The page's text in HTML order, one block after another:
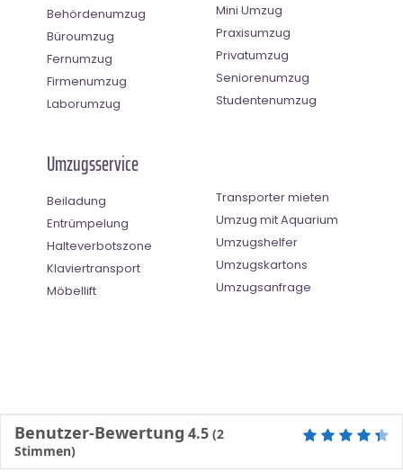
Behördenumzug
Büroumzug
Fernumzug
Firmenumzug
Laborumzug
Mini Umzug
Praxisumzug
Privatumzug
Seniorenumzug
Studentenumzug
Umzugsservice
Beiladung
Entrümpelung
Halteverbotszone
Klaviertransport
Möbellift
Transporter mieten
Umzug mit Aquarium
Umzugshelfer
Umzugskartons
Umzugsanfrage
Benutzer-Bewertung 4.5 (2
Stimmen)